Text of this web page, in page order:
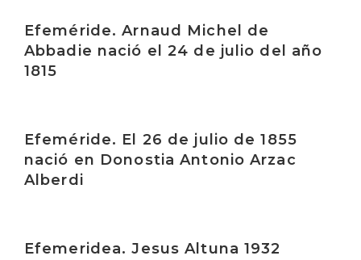
Efeméride. Arnaud Michel de
Abbadie nació el 24 de julio del año
1815
Efeméride. El 26 de julio de 1855
nació en Donostia Antonio Arzac
Alberdi
Efemeridea. Jesus Altuna 1932